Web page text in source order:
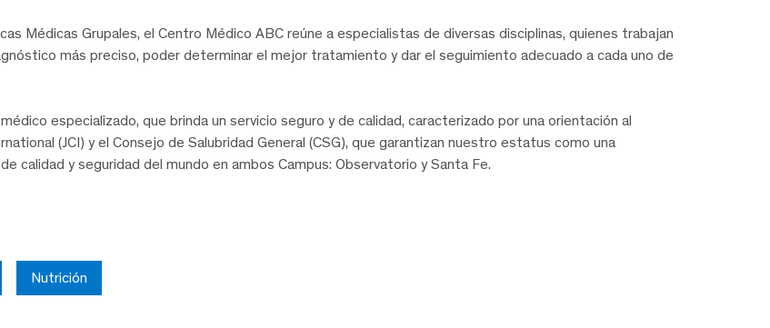
Médicas Grupales, el Centro Médico ABC reúne a especialistas de diversas disciplinas, quienes trabajan
más preciso, poder determinar el mejor tratamiento y dar el seguimiento adecuado a cada uno de
especializado, que brinda un servicio seguro y de calidad, caracterizado por una orientación al
(JCI) y el Consejo de Salubridad General (CSG), que garantizan nuestro estatus como una
calidad y seguridad del mundo en ambos Campus: Observatorio y Santa Fe.
Nutrición